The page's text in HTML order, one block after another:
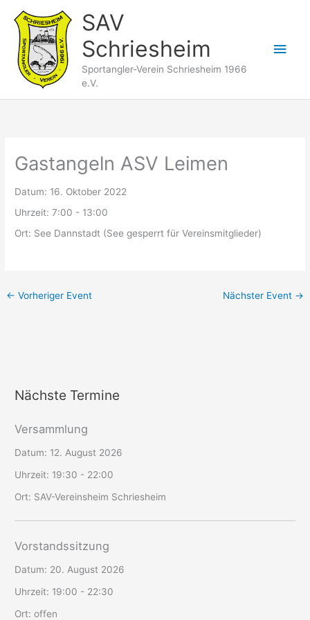
Inhalt
springen
SAV
Schriesheim
Sportangler-Verein Schriesheim 1966
e.V.
Gastangeln ASV Leimen
Datum: 16. Oktober 2022
Uhrzeit:7:00 - 13:00
Ort: See Dannstadt (See gesperrt für Vereinsmitglieder)
← Vorheriger Event Nächster Event →
Nächste Termine
Versammlung
Datum: 12. August 2026
Uhrzeit: 19:30 - 22:00
Ort: SAV-Vereinsheim Schriesheim
Vorstandssitzung
Datum: 20. August 2026
Uhrzeit: 19:00 - 22:30
Ort:offen